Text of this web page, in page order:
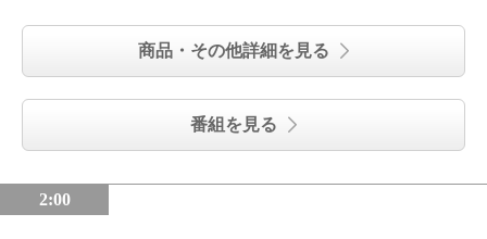
商品・その他詳細を見る
番組を見る
2:00